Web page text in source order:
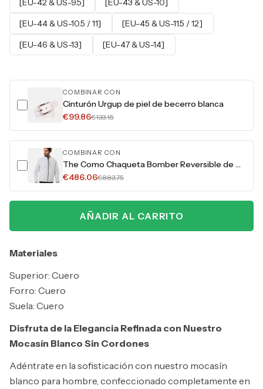
[EU-42 & US-9.5]
[EU-43 & US-10]
[EU-44 & US-10.5 / 11]
[EU-45 & US-11.5 / 12]
[EU-46 & US-13]
[EU-47 & US-14]
COMBINAR CON
Cinturón Urgup de piel de becerro blanca
€99.86€133.15
COMBINAR CON
The Como Chaqueta Bomber Reversible de Cuero Blanco y Negro
€486.06€883.75
AÑADIR AL CARRITO
Materiales
Superior: Cuero
Forro: Cuero
Suela: Cuero
Disfruta de la Elegancia Refinada con Nuestro
Mocasín Blanco Sin Cordones
Adéntrate en la sofisticación con nuestro mocasín
blanco para hombre, confeccionado completamente en